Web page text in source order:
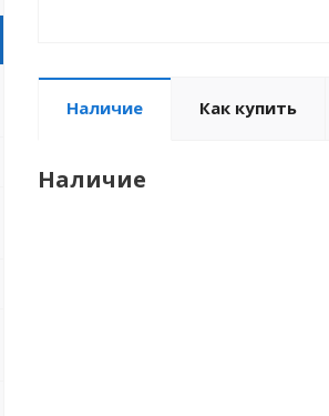
Наличие Как купить
Наличие